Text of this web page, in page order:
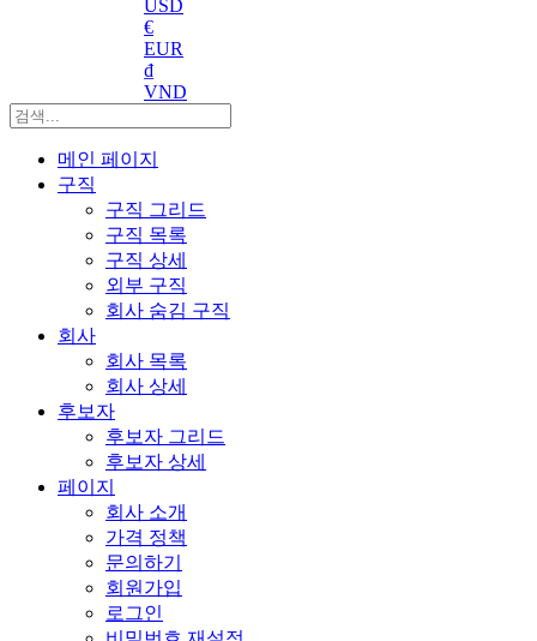
USD
€
EUR
₫
VND
메인 페이지
구직
구직 그리드
구직 목록
구직 상세
외부 구직
회사 숨김 구직
회사
회사 목록
회사 상세
후보자
후보자 그리드
후보자 상세
페이지
회사 소개
가격 정책
문의하기
회원가입
로그인